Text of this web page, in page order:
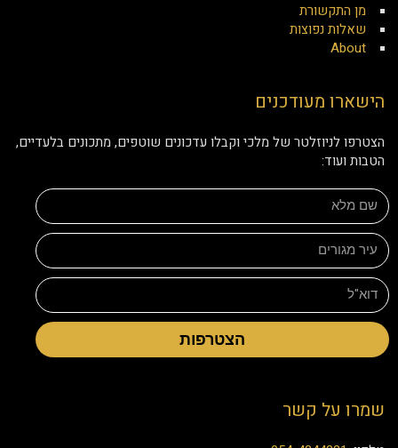
מן התקשורת
שאלות נפוצות
About
הישארו מעודכנים
הצטרפו לניוזלטר של מלכי וקבלו עדכונים שוטפים, מתכונים בלעדיים,
הטבות ועוד:
הצטרפות
שמרו על קשר